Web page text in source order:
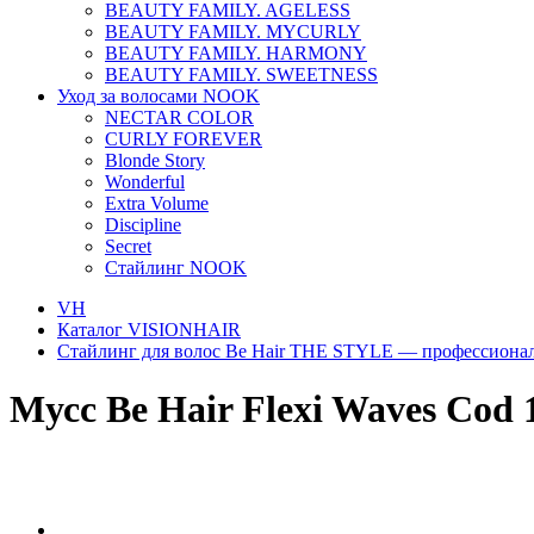
BEAUTY FAMILY. AGELESS
BEAUTY FAMILY. MYCURLY
BEAUTY FAMILY. HARMONY
BEAUTY FAMILY. SWEETNESS
Уход за волосами NOOK
NECTAR COLOR
CURLY FOREVER
Blonde Story
Wonderful
Extra Volume
Discipline
Secret
Стайлинг NOOK
VH
Каталог VISIONHAIR
Стайлинг для волос Be Hair THE STYLE —
Мусс Be Hair Flexi Waves Cod